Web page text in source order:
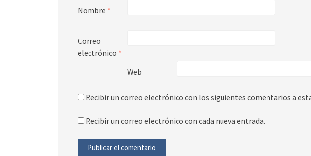
Nombre *
Correo
electrónico *
Web
Recibir un correo electrónico con los siguientes comentarios a
Recibir un correo electrónico con cada nueva entrada.